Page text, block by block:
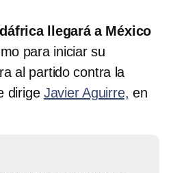
llegará a México
para iniciar su
al partido contra la
dirige Javier Aguirre, en